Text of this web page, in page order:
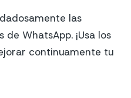
las
WhatsApp. ¡Usa los
continuamente tu